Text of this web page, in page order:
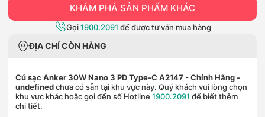
KHÁM PHÁ SẢN PHẨM KHÁC
Gọi1900.2091 để được tư vấn mua hàng
ĐỊA CHỈ CÒN HÀNG
Củ sạc Anker 30W Nano 3 PD Type-C A2147 - Chính Hãng -
undefinedchưa có sẵn tại khu vực này. Quý khách vui lòng chọn
khu vực khác hoặc gọi đến số Hotline 1900.2091 để biết thêm
chi tiết.